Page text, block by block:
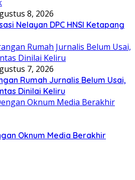
8, 2026
Nelayan DPC HNSI Ketapang
7, 2026
Rumah Jurnalis Belum Usai,
Dinilai Keliru
Oknum Media Berakhir